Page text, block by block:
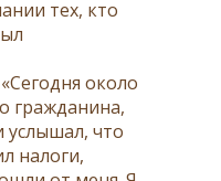
тех, кто
около
гражданина,
услышал, что
налоги,